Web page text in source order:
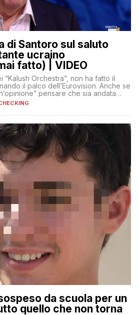
di Santoro sul saluto
ucraino
fatto) | VIDEO
“Kalush Orchestra”, non ha fatto il
il palco dell’Eurovision. Anche se
pensare che sia andata
da scuola per un
quello che non torna